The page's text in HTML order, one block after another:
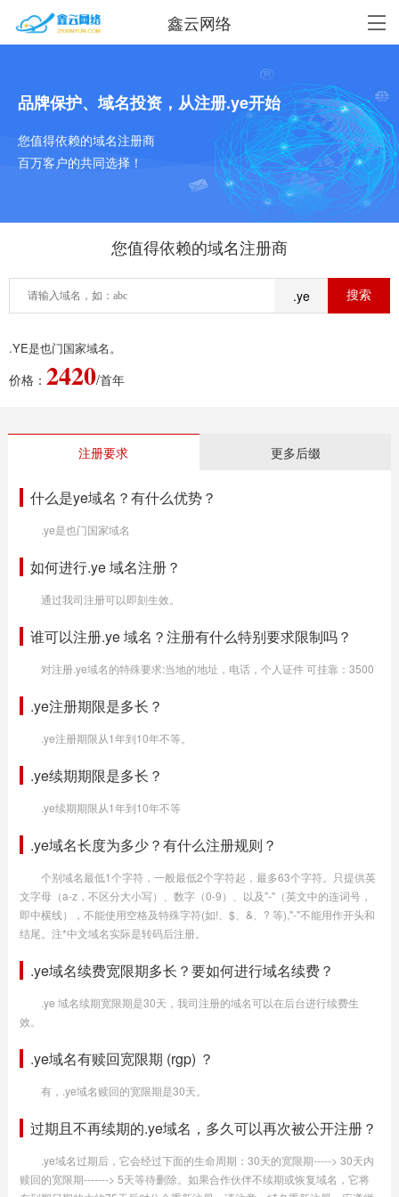
鑫云网络
品牌保护、域名投资，从注册.ye开始
您值得依赖的域名注册商
百万客户的共同选择！
您值得依赖的域名注册商
.ye
.YE是也门国家域名。
价格： 2420/首年
注册要求 更多后缀
什么是ye域名？有什么优势？
.ye是也门国家域名
如何进行.ye 域名注册？
通过我司注册可以即刻生效。
谁可以注册.ye 域名？注册有什么特别要求限制吗？
对注册.ye域名的特殊要求:当地的地址，电话，个人证件 可挂靠：3500
.ye注册期限是多长？
.ye注册期限从1年到10年不等。
.ye续期期限是多长？
.ye续期期限从1年到10年不等
.ye域名长度为多少？有什么注册规则？
个别域名最低1个字符，一般最低2个字符起，最多63个字符。只提供英
文字母（a-z，不区分大小写）、数字（0-9）、以及"-"（英文中的连词号，
即中横线），不能使用空格及特殊字符(如!、$、&、? 等),"-"不能用作开头和
结尾。注*中文域名实际是转码后注册。
.ye域名续费宽限期多长？要如何进行域名续费？
.ye 域名续期宽限期是30天，我司注册的域名可以在后台进行续费生
效。
.ye域名有赎回宽限期 (rgp) ？
有，.ye域名赎回的宽限期是30天。
过期且不再续期的.ye域名，多久可以再次被公开注册？
.ye域名过期后，它会经过下面的生命周期：30天的宽限期-----> 30天内
赎回的宽限期-------> 5天等待删除。如果合作伙伴不续期或恢复域名，它将